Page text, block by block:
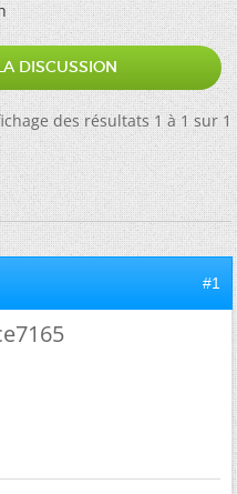
DISCUSSION
des résultats 1 à 1 sur 1
#1